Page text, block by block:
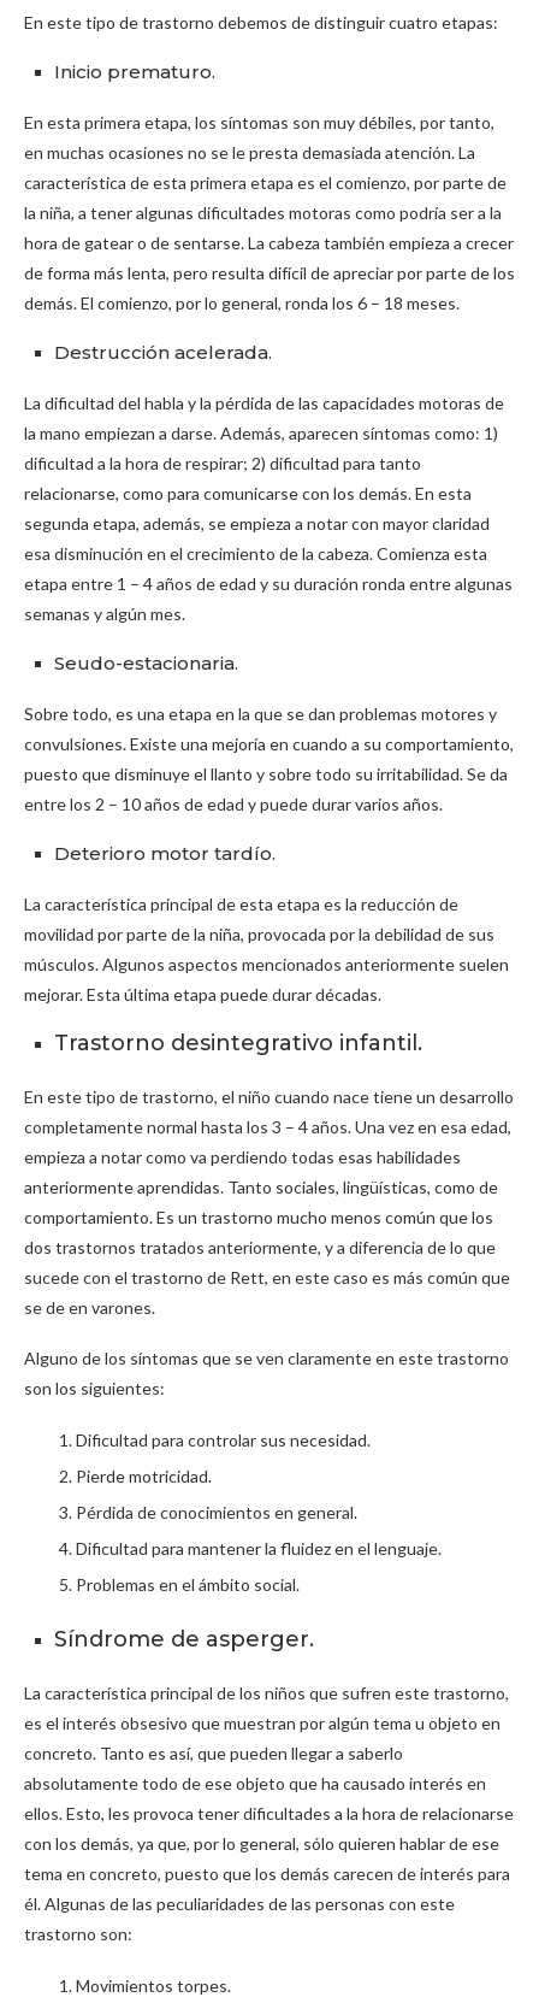
En este tipo de trastorno debemos de distinguir cuatro etapas:
Inicio prematuro.
En esta primera etapa, los síntomas son muy débiles, por tanto,
en muchas ocasiones no se le presta demasiada atención. La
característica de esta primera etapa es el comienzo, por parte de
la niña, a tener algunas dificultades motoras como podría ser a la
hora de gatear o de sentarse. La cabeza también empieza a crecer
de forma más lenta, pero resulta difícil de apreciar por parte de los
demás. El comienzo, por lo general, ronda los 6 – 18 meses.
Destrucción acelerada.
La dificultad del habla y la pérdida de las capacidades motoras de
la mano empiezan a darse. Además, aparecen síntomas como: 1)
dificultad a la hora de respirar; 2) dificultad para tanto
relacionarse, como para comunicarse con los demás. En esta
segunda etapa, además, se empieza a notar con mayor claridad
esa disminución en el crecimiento de la cabeza. Comienza esta
etapa entre 1 – 4 años de edad y su duración ronda entre algunas
semanas y algún mes.
Seudo-estacionaria.
Sobre todo, es una etapa en la que se dan problemas motores y
convulsiones. Existe una mejoría en cuando a su comportamiento,
puesto que disminuye el llanto y sobre todo su irritabilidad. Se da
entre los 2 – 10 años de edad y puede durar varios años.
Deterioro motor tardío.
La característica principal de esta etapa es la reducción de
movilidad por parte de la niña, provocada por la debilidad de sus
músculos. Algunos aspectos mencionados anteriormente suelen
mejorar. Esta última etapa puede durar décadas.
Trastorno desintegrativo infantil.
En este tipo de trastorno, el niño cuando nace tiene un desarrollo
completamente normal hasta los 3 – 4 años. Una vez en esa edad,
empieza a notar como va perdiendo todas esas habilidades
anteriormente aprendidas. Tanto sociales, lingüísticas, como de
comportamiento. Es un trastorno mucho menos común que los
dos trastornos tratados anteriormente, y a diferencia de lo que
sucede con el trastorno de Rett, en este caso es más común que
se de en varones.
Alguno de los síntomas que se ven claramente en este trastorno
son los siguientes:
Dificultad para controlar sus necesidad.
Pierde motricidad.
Pérdida de conocimientos en general.
Dificultad para mantener la fluidez en el lenguaje.
Problemas en el ámbito social.
Síndrome de asperger.
La característica principal de los niños que sufren este trastorno,
es el interés obsesivo que muestran por algún tema u objeto en
concreto. Tanto es así, que pueden llegar a saberlo
absolutamente todo de ese objeto que ha causado interés en
ellos. Esto, les provoca tener dificultades a la hora de relacionarse
con los demás, ya que, por lo general, sólo quieren hablar de ese
tema en concreto, puesto que los demás carecen de interés para
él. Algunas de las peculiaridades de las personas con este
trastorno son:
Movimientos torpes.